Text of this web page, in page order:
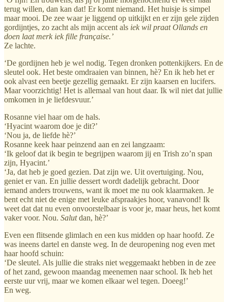
terug willen, dan kan dat! Er komt niemand. Het huisje is simpel
maar mooi. De zee waar je liggend op uitkijkt en er zijn gele zijden
gordijntjes, zo zacht als mijn accent als iek wil praat Ollands en
doen laat merk iek fille française.’
Ze lachte.
‘De gordijnen heb je wel nodig. Tegen dronken pottenkijkers. En de
sleutel ook. Het beste omdraaien van binnen, hè? En ik heb het er
ook alvast een beetje gezellig gemaakt. Er zijn kaarsen en lucifers.
Maar voorzichtig! Het is allemaal van hout daar. Ik wil niet dat jullie
omkomen in je liefdesvuur.’
Rosanne viel haar om de hals.
‘Hyacint waarom doe je dit?’
‘Nou ja, de liefde hè?’
Rosanne keek haar peinzend aan en zei langzaam:
‘Ik geloof dat ik begin te begrijpen waarom jij en Trish zo’n span
zijn, Hyacint.’
‘Ja, dat heb je goed gezien. Dat zijn we. Uit overtuiging. Nou,
geniet er van. En jullie dessert wordt dadelijk gebracht. Door
iemand anders trouwens, want ik moet me nu ook klaarmaken. Je
bent echt niet de enige met leuke afspraakjes hoor, vanavond! Ik
weet dat dat nu even onvoorstelbaar is voor je, maar heus, het komt
vaker voor. Nou. Salutdan, hè?’
Even een flitsende glimlach en een kus midden op haar hoofd. Ze
was ineens dartel en danste weg. In de deuropening nog even met
haar hoofd schuin:
‘De sleutel. Als jullie die straks niet weggemaakt hebben in de zee
of het zand, gewoon maandag meenemen naar school. Ik heb het
eerste uur vrij, maar we komen elkaar wel tegen. Doeeg!’
En weg.